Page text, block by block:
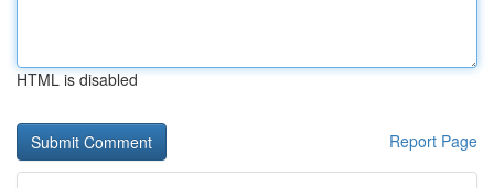
HTML is disabled
Report Page